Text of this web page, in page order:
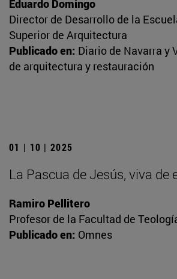
Eduardo Domingo
Director de Desarrollo de la
Superior de Arquitectura
Publicado en: Diario de Navarra y
de arquitectura y restauración
01 | 10 | 2025
La Pascua de Jesús, viva de
Ramiro Pellitero
Profesor de la Facultad de
Publicado en: Omnes